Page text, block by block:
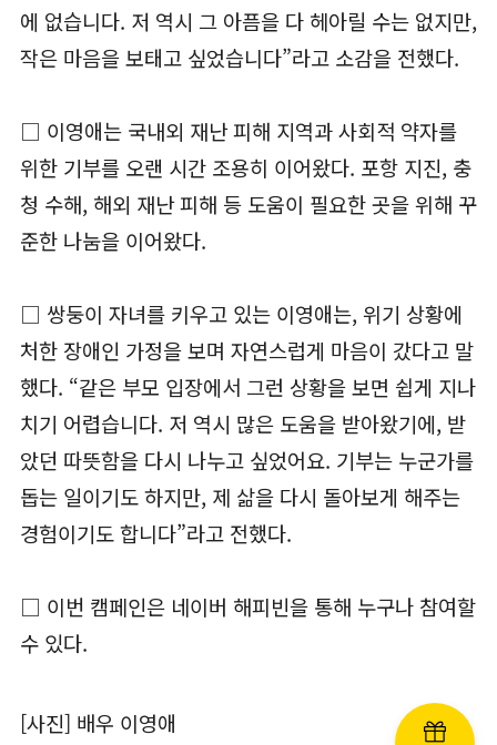
에 없습니다. 저 역시 그 아픔을 다 헤아릴 수는 없지만,
작은 마음을 보태고 싶었습니다”라고 소감을 전했다.
□ 이영애는 국내외 재난 피해 지역과 사회적 약자를
위한 기부를 오랜 시간 조용히 이어왔다. 포항 지진, 충
청 수해, 해외 재난 피해 등 도움이 필요한 곳을 위해 꾸
준한 나눔을 이어왔다.
□ 쌍둥이 자녀를 키우고 있는 이영애는, 위기 상황에
처한 장애인 가정을 보며 자연스럽게 마음이 갔다고 말
했다. “같은 부모 입장에서 그런 상황을 보면 쉽게 지나
치기 어렵습니다. 저 역시 많은 도움을 받아왔기에, 받
았던 따뜻함을 다시 나누고 싶었어요. 기부는 누군가를
돕는 일이기도 하지만, 제 삶을 다시 돌아보게 해주는
경험이기도 합니다”라고 전했다.
□ 이번 캠페인은 네이버 해피빈을 통해 누구나 참여할
수 있다.
[사진] 배우 이영애